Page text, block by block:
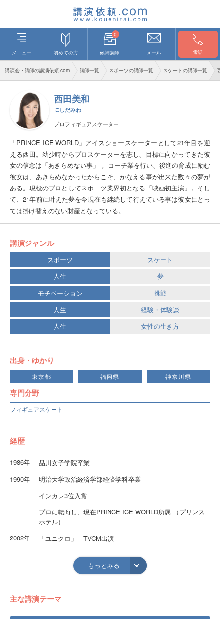
メニュー 初めての方
0
候補講師 メール 電話
講演会・講師の講演依頼.com 講師一覧 スポーツの講師一覧 スケートの講師一覧
西田美和
にしだみわ
プロフィギュアスケーター
「PRINCE ICE WORLD」アイスショースケーターとして21年目を迎
える西田。幼少時からプロスケーターを志し、目標に向かってきた彼
女の信念は「あきらめない事」 。コーチ業を行い、後進の育成に励む
彼女は、あきらめなかったからこそ、かなえる事が出来た数々の夢が
ある。現役のプロとしてスポーツ業界初となる「映画初主演」。そし
て、21年前に叶えた夢を今現在も継続して行えている事は彼女にとっ
ては掛け替えのない財産となっている。
講演ジャンル
スポーツ
スケート
人生
夢
モチベーション
挑戦
人生
経験・体験談
人生
女性の生き方
出身・ゆかり
東京都 福岡県 神奈川県
専門分野
フィギュアスケート
経歴
1986年
品川女子学院卒業
1990年
明治大学政治経済学部経済学科卒業
インカレ3位入賞
プロに転向し、現在PRINCE ICE WORLD所属 （プリンス
ホテル）
2002年
「ユニクロ」 TVCM出演
「スタッフサービス オー人事」 TVCM出演
「ユニクロ」 TVCM出演
2006年
伊藤みどりのジュニア向けDVD「ジュニアドリーマー」に
コーチとして出演
もっとみる
主な講演テーマ